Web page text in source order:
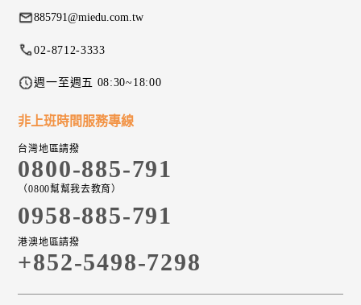
885791@miedu.com.tw
02-8712-3333
週一至週五 08:30~18:00
非上班時間服務專線
台灣地區請撥
0800-885-791
（0800幫幫我去教育）
0958-885-791
港澳地區請撥
+852-5498-7298